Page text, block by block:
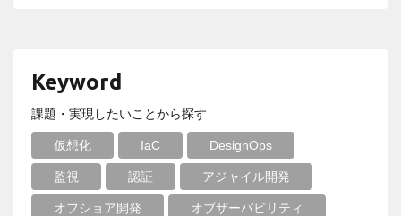
Keyword
課題・実現したいことから探す
仮想化 IaC DesignOps
監視 認証 アジャイル開発
オフショア開発 オブザーバビリティ